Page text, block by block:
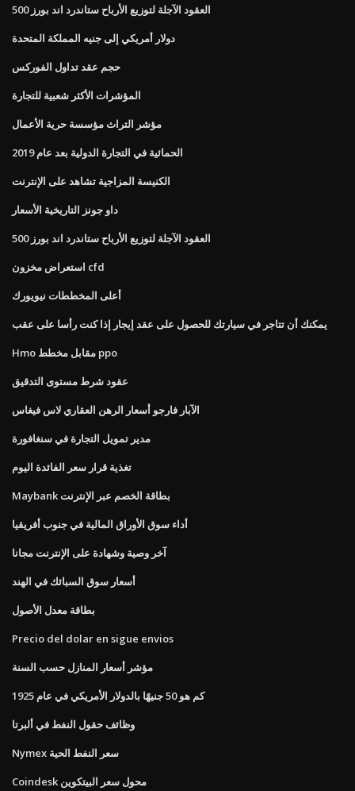
العقود الآجلة لتوزيع الأرباح ستاندرد اند بورز 500
دولار أمريكي إلى جنيه المملكة المتحدة
حجم عقد تداول الفوركس
المؤشرات الأكثر شعبية للتجارة
مؤشر التراث مؤسسة حرية الأعمال
الحمائية في التجارة الدولية بعد عام 2019
الكنيسة المزاجية تشاهد على الإنترنت
داو جونز التاريخية الأسعار
العقود الآجلة لتوزيع الأرباح ستاندرد اند بورز 500
استعراض مخزون cfd
أعلى المخططات نيويورك
يمكنك أن تتاجر في سيارتك للحصول على عقد إيجار إذا كنت رأسا على عقب
Hmo مقابل مخطط ppo
عقود شرط مستوى التدقيق
الآبار فارجو أسعار الرهن العقاري لاس فيغاس
مدير تمويل التجارة في سنغافورة
تغذية قرار سعر الفائدة اليوم
Maybank بطاقة الخصم عبر الإنترنت
أداء سوق الأوراق المالية في جنوب أفريقيا
آخر وصية وشهادة على الإنترنت مجانا
أسعار سوق السبائك في الهند
بطاقة معدل الأصول
Precio del dolar en sigue envios
مؤشر أسعار المنازل حسب السنة
كم هو 50 جنيهًا بالدولار الأمريكي في عام 1925
وظائف حقول النفط في ألبرتا
Nymex سعر النفط الحية
Coindesk محول سعر البيتكوين